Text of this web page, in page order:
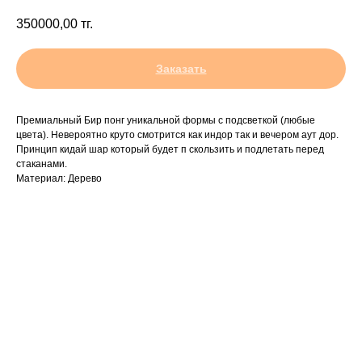
350000,00 тг.
Заказать
Премиальный Бир понг уникальной формы с подсветкой (любые
цвета). Невероятно круто смотрится как индор так и вечером аут дор.
Принцип кидай шар который будет п скользить и подлетать перед
стаканами.
Материал: Дерево